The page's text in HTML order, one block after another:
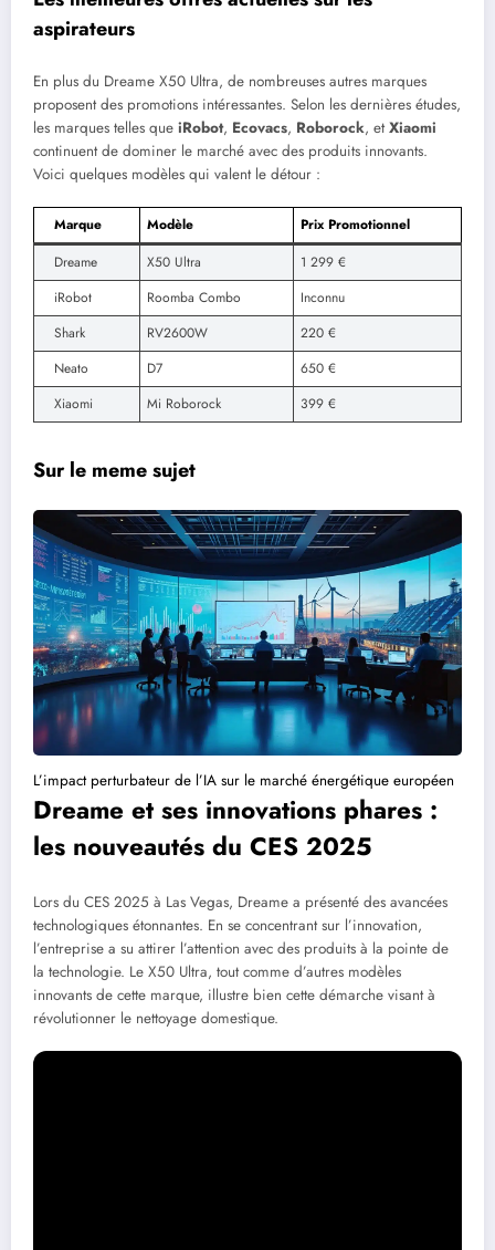
aspirateurs
En plus du Dreame X50 Ultra, de nombreuses autres marques
proposent des promotions intéressantes. Selon les dernières études,
les marques telles que iRobot, Ecovacs, Roborock, etXiaomi
continuent de dominer le marché avec des produits innovants.
Voici quelques modèles qui valent le détour :
Marque Modèle
Prix Promotionnel
Dreame
X50 Ultra
1 299 €
iRobot
Roomba Combo
Inconnu
Shark
RV2600W
220 €
Neato
D7
650 €
Xiaomi
Mi Roborock 399 €
Sur le meme sujet
L’impact perturbateur de l’IA sur le marché énergétique européen
Dreame et ses innovations phares :
les nouveautés du CES 2025
Lors du CES 2025 à Las Vegas, Dreame a présenté des avancées
technologiques étonnantes. En se concentrant sur l’innovation,
l’entreprise a su attirer l’attention avec des produits à la pointe de
la technologie. Le X50 Ultra, tout comme d’autres modèles
innovants de cette marque, illustre bien cette démarche visant à
révolutionner le nettoyage domestique.